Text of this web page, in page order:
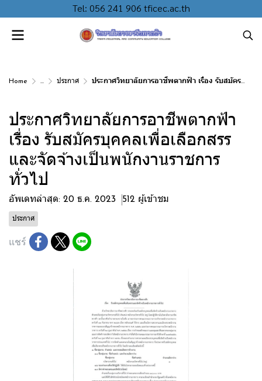
Tel: 056 241 906 tficec.ac.th
Home ... ประกาศ ประกาศวิทยาลัยการอาชีพตากฟ้า เรื่อง รับสมัครบุคคลเพื่อเลือกสรรและจัดจ้างเป็นพนักงานราชการทั่วไป
ประกาศวิทยาลัยการอาชีพตากฟ้า
เรื่อง รับสมัครบุคคลเพื่อเลือกสรร
และจัดจ้างเป็นพนักงานราชการ
ทั่วไป
อัพเดทล่าสุด: 20 ธ.ค. 2023 512 ผู้เข้าชม
ประกาศ
แชร์